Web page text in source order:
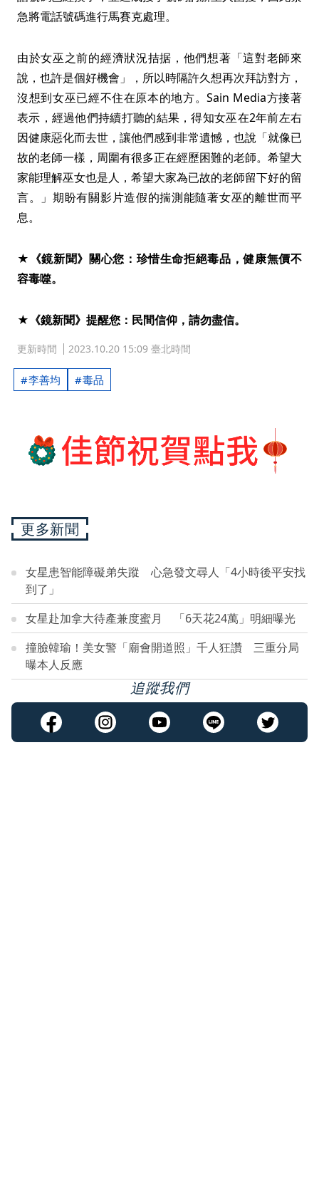
急將電話號碼進行馬賽克處理。
由於女巫之前的經濟狀況拮据，他們想著「這對老師來
說，也許是個好機會」，所以時隔許久想再次拜訪對方，
沒想到女巫已經不住在原本的地方。Sain Media方接著
表示，經過他們持續打聽的結果，得知女巫在2年前左右
因健康惡化而去世，讓他們感到非常遺憾，也說「就像已
故的老師一樣，周圍有很多正在經歷困難的老師。希望大
家能理解巫女也是人，希望大家為已故的老師留下好的留
言。」期盼有關影片造假的揣測能隨著女巫的離世而平
息。
★《鏡新聞》關心您：珍惜生命拒絕毒品，健康無價不
容毒噬。
★《鏡新聞》提醒您：民間信仰，請勿盡信。
更新時間 2023.10.20 15:09 臺北時間
李善均 毒品
更多新聞
女星患智能障礙弟失蹤 心急發文尋人「4小時後平安找
到了」
女星赴加拿大待產兼度蜜月 「6天花24萬」明細曝光
撞臉韓瑜！美女警「廟會開道照」千人狂讚 三重分局
曝本人反應
追蹤我們